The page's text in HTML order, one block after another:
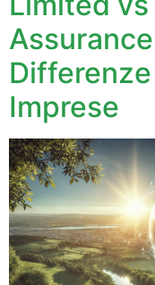
Imprese